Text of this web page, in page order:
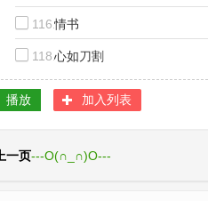
116.情书
118.心如刀割
播放 加入列表
上一页---O(∩_∩)O---